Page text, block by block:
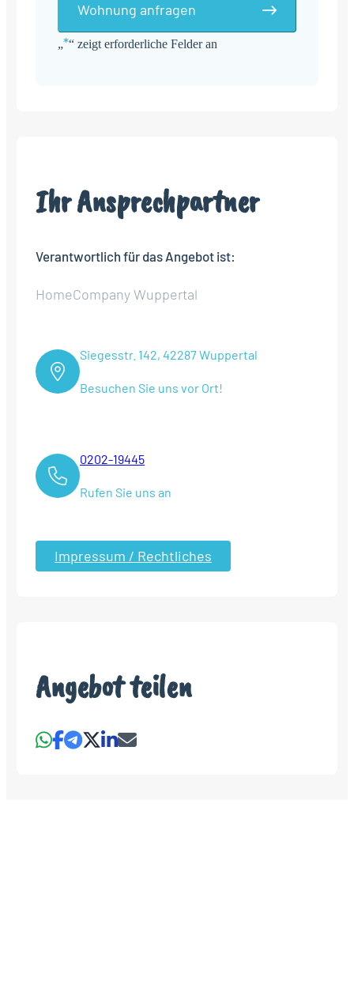
„*“ zeigt erforderliche Felder an
Wohnung anfragen
Ihr Ansprechpartner
Verantwortlich für das Angebot ist:
HomeCompany Wuppertal
Siegesstr. 142, 42287 Wuppertal
Besuchen Sie uns vor Ort!
0202-19445
Rufen Sie uns an
Impressum / Rechtliches
Angebot teilen